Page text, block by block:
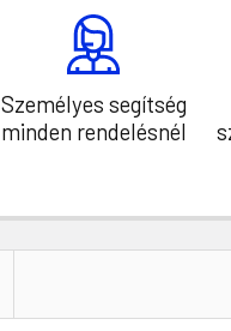
Személyes segítség
minden rendelésnél